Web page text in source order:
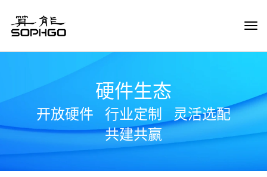
硬件生态
开放硬件 行业定制
灵活选配
共建共赢